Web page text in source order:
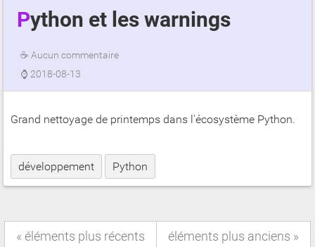
Python et les warnings
☕ Aucun commentaire
⌚ 2018-08-13
Grand nettoyage de printemps dans l'écosystème Python.
développement Python
éléments plus récents éléments plus anciens